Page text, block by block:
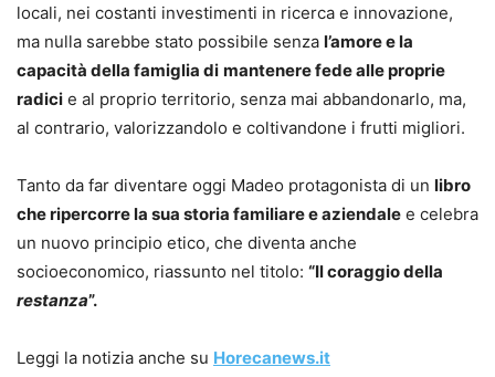
locali, nei costanti investimenti in ricerca e innovazione,
ma nulla sarebbe stato possibile senza l’amore e la
capacità della famiglia di mantenere fede alle proprie
radici e al proprio territorio, senza mai abbandonarlo, ma,
al contrario, valorizzandolo e coltivandone i frutti migliori.
Tanto da far diventare oggi Madeo protagonista di un libro
che ripercorre la sua storia familiare e aziendale e celebra
un nuovo principio etico, che diventa anche
socioeconomico, riassunto nel titolo: “Il coraggio della
restanza”.
Leggi la notizia anche su Horecanews.it